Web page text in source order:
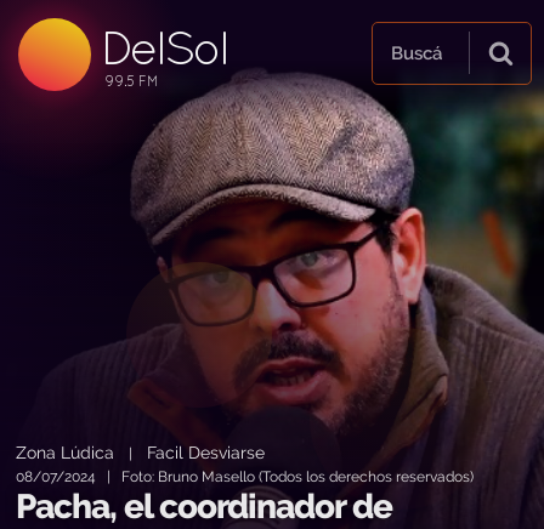
DelSol
99.5 FM
99.5 FM
99.5 FM
Buscá
Zona Lúdica Facil Desviarse
08/07/2024 | Foto: Bruno Masello (Todos los derechos reservados)
Pacha, el coordinador de